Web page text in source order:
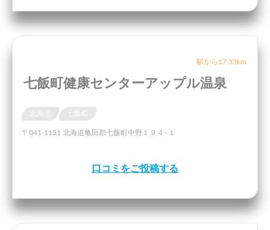
駅から17.33km
七飯町健康センターアップル温泉
七飯町
〒041-1131 北海道亀田郡七飯町中野１９４−１
口コミをご投稿する